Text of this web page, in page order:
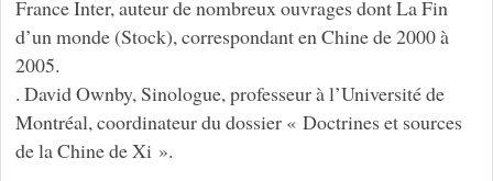
France Inter, auteur de nombreux ouvrages dont La Fin
d’un monde (Stock), correspondant en Chine de 2000 à
2005.
. David Ownby, Sinologue, professeur à l’Université de
Montréal, coordinateur du dossier « Doctrines et sources
de la Chine de Xi ».